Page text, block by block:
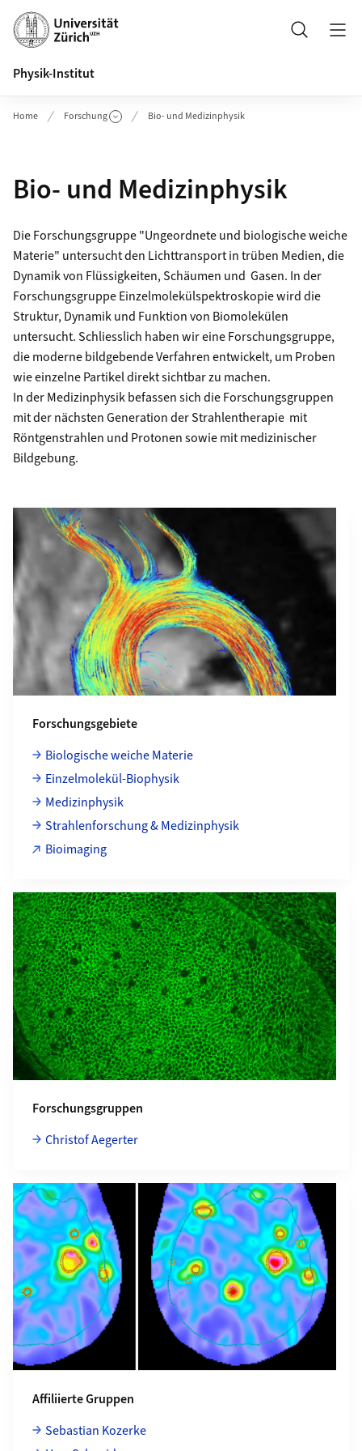
Header
Suche
Physik-Institut
Home Forschung Bio- und Medizinphysik
Bio- und Medizinphysik
Die Forschungsgruppe"Ungeordnete und biologische weiche
Materie" untersucht den Lichttransport in trüben Medien, die
Dynamik von Flüssigkeiten, Schäumen und Gasen. In der
ForschungsgruppeEinzelmolekülspektroskopiewird die
Struktur, Dynamik und Funktion von Biomolekülen
untersucht. Schliesslich haben wir eine Forschungsgruppe,
die moderne bildgebende Verfahren entwickelt, um Proben
wie einzelne Partikel direkt sichtbar zu machen.
In derMedizinphysikbefassen sich die Forschungsgruppen
mit der nächsten Generation der Strahlentherapie mit
Röntgenstrahlen und Protonen sowie mit medizinischer
Bildgebung.
Grid containing content elements
Forschungsgebiete
Biologische weiche Materie
Einzelmolekül-Biophysik
Medizinphysik
Strahlenforschung & Medizinphysik
Bioimaging
Forschungsgruppen
Christof Aegerter
Affiliierte Gruppen
Sebastian Kozerke